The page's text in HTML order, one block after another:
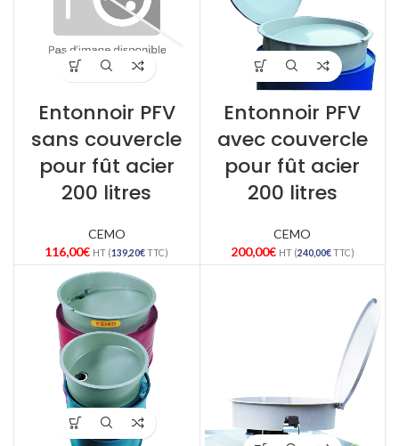
Entonnoir PFV
sans couvercle
pour fût acier
200 litres
CEMO
116,00€ HT (139,20€TTC)
Entonnoir PFV
avec couvercle
pour fût acier
200 litres
CEMO
200,00€ HT (240,00€TTC)